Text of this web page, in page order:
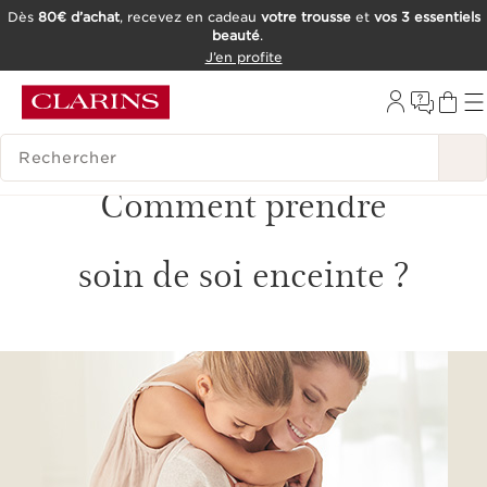
OUTIL D'ACCESSIBILITÉ
Dès 80€ d’achat, recevez en cadeau votre trousseet vos 3 essentiels
beauté.
J’en profite
HISTORIQUE DES RECHERCHES
Comment prendre
soin de soi enceinte ?